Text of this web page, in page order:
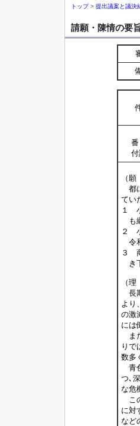
トップ> 提出議案と議決
請願・陳情の要
（
都
てい
１
も
２
令
３
き
（
長
より
の激
には
ま
りで
数多
青
つ､
な危
こ
に対
など